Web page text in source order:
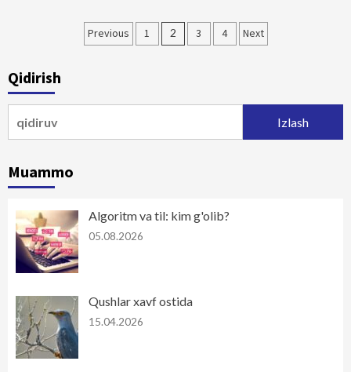
Maqolalar
Previous 1 2 3 4 Next
Qidirish
Muammo
Algoritm va til: kim g'olib?
05.08.2026
Qushlar xavf ostida
15.04.2026